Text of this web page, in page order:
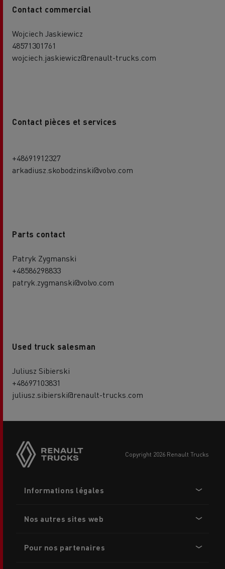
Contact commercial
Wojciech Jaskiewicz
48571301761
wojciech.jaskiewicz@renault-trucks.com
Contact pièces et services
+48691912327
arkadiusz.skobodzinski@volvo.com
Parts contact
Patryk Zygmanski
+48586298833
patryk.zygmanski@volvo.com
Used truck salesman
Juliusz Sibierski
+48697103831
juliusz.sibierski@renault-trucks.com
buttons
copyright 2026 Renault Trucks
menu
Informations légales
Nos autres sites web
Pour nos partenaires